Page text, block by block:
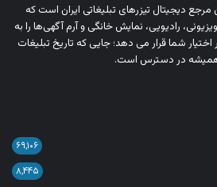
مرجع دیجیتال تیزرهای تبلیغاتی ایران است که
رادیویی، نمایش خانگی و آرم‌ آگهی‌ها را به‌
شما قرار می‌ دهد؛ جایی که تاریخ تبلیغات
همیشه در دسترس است.
۶۹,۱۰۶
۸,۴۴۵